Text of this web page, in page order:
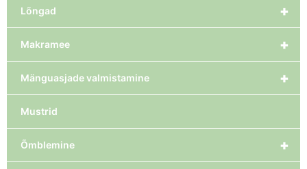
+
Lõngad
+
Makramee
+
Mänguasjade valmistamine
Mustrid
+
Õmblemine